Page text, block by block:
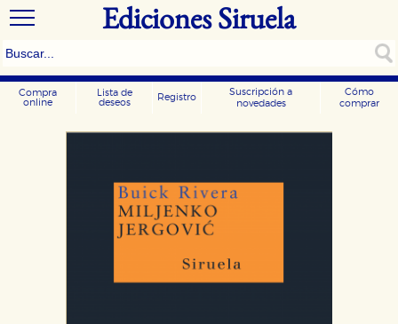
Ediciones Siruela
Compra
online
Lista de
deseos
Registro
Suscripción a
novedades
Cómo
comprar